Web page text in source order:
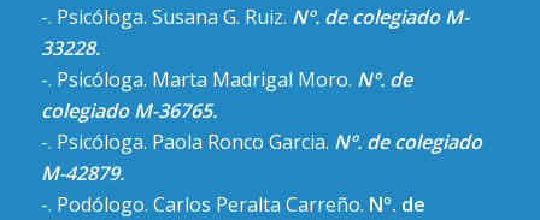
-. Psicóloga. Susana G. Ruiz. Nº. de colegiado M-
33228.
-. Psicóloga. Marta Madrigal Moro. Nº. de
colegiado M-36765.
-. Psicóloga. Paola Ronco Garcia. Nº. de colegiado
M-42879.
-. Podólogo. Carlos Peralta Carreño. Nº. de